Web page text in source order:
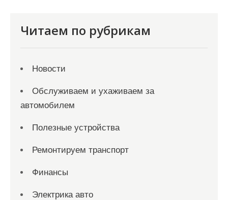
Читаем по рубрикам
Новости
Обслуживаем и ухаживаем за
автомобилем
Полезные устройства
Ремонтируем транспорт
Финансы
Электрика авто